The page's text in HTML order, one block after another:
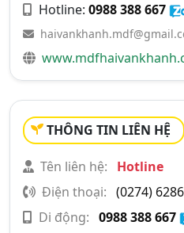
Hotline: 0988 388 667
THÔNG TIN LIÊN HỆ
Tên liên hệ:
Hotline
Điện thoại: (0274)
Di động: 0988 388 667